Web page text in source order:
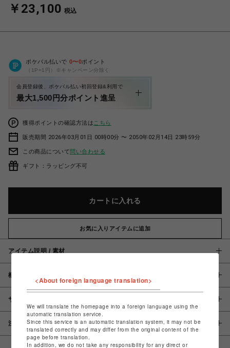
￥23,100 税込
ポケパル払いで 0〜0ポイント
（1P=1円）※キャンペーン分除く
会員登録後、ポケパル払い初回登録&利用で
最大1,500円分ポイント進呈
獲得ポイントの確認方法は こちら
販売期間 2026年03月01日 00時00分 〜 2050年02月14日 23時59分
この商品について問い合わせる
ギフト：ラッピング不可
カートに入れる
お気に入りアイテムに追加
アイテム説明 / 素材
概要
サイズ
注意事項
<About foreign language translation>
We will translate the homepage into a foreign language using the
automatic translation service.
Since this service is an automatic translation system, it may not be
translated correctly and may differ from the original content of the
page before translation.
In addition, we do not take any responsibility for any direct or